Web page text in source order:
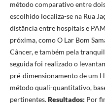
método comparativo entre
escolhido localiza-se na Rua
distância entre hospitais e
próxima, como O Lar Bom
Câncer, e também pela
seguida foi realizado o
pré-dimensionamento de um
método quali-quantitativo,
pertinentes.Resultados: Por